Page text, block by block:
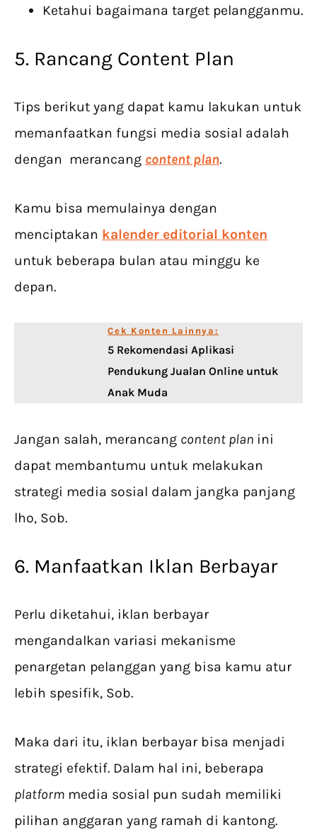
Ketahui bagaimana target pelangganmu.
5. Rancang Content Plan
Tips berikut yang dapat kamu lakukan untuk
memanfaatkan fungsi media sosial adalah
dengan merancang content plan.
Kamu bisa memulainya dengan
menciptakan kalender editorial konten
untuk beberapa bulan atau minggu ke
depan.
Cek Konten Lainnya:
5 Rekomendasi Aplikasi
Pendukung Jualan Online untuk
Anak Muda
Jangan salah, merancang content plan ini
dapat membantumu untuk melakukan
strategi media sosial dalam jangka panjang
lho, Sob.
6. Manfaatkan Iklan Berbayar
Perlu diketahui, iklan berbayar
mengandalkan variasi mekanisme
penargetan pelanggan yang bisa kamu atur
lebih spesifik, Sob.
Maka dari itu, iklan berbayar bisa menjadi
strategi efektif. Dalam hal ini, beberapa
platform media sosial pun sudah memiliki
pilihan anggaran yang ramah di kantong.